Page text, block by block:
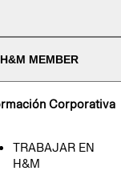
MEMBER
Corporativa
TRABAJAR EN
H&M